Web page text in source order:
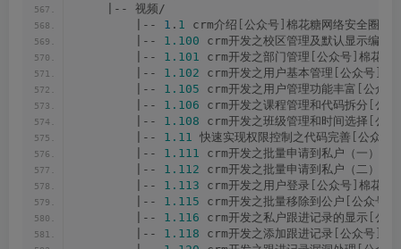
    |-- 视频/
        |--
1 . 1 crm介绍 公众号 棉花糖网络安全圈
        |--
1.100 crm开发之校区管理及默认显示编辑
        |--
1.101 crm开发之部门管理 公众号 棉花糖
        |--
1.102 crm开发之用户基本管理 公众号
        |--
1.105 crm开发之用户管理功能丰富 公众号
        |--
1.106 crm开发之课程管理和代码拆分 公众
        |--
1.108 crm开发之班级管理和时间选择 公众
        |--
1.11 快速实现权限控制之代码完善 公众号
        |--
1.111 crm开发之批量申请到私户（一）
        |--
1.112 crm开发之批量申请到私户（二）
        |--
1.113 crm开发之用户登录 公众号 棉花糖
        |--
1.115 crm开发之批量移除到公户 公众号
        |--
1.116 crm开发之私户跟进记录的显示 公众
        |--
1.118 crm开发之添加跟进记录 公众号